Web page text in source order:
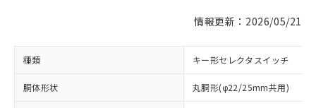
情報更新：2026/05/21
種類 キー形セレクタスイッチ
胴体形状 丸胴形(φ22/25mm共用)